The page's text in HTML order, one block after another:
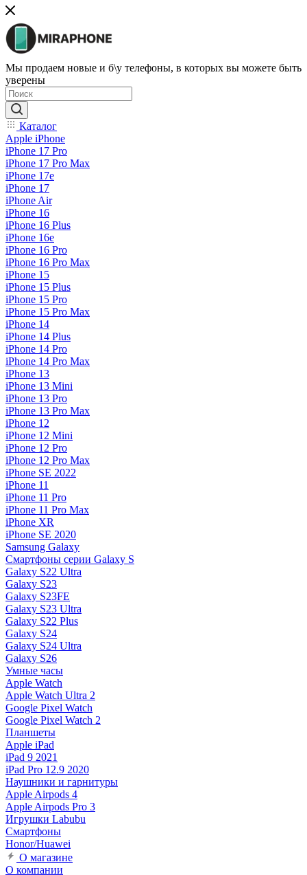
Мы продаем новые и б\у телефоны, в которых вы можете быть
уверены
Каталог
Apple iPhone
iPhone 17 Pro
iPhone 17 Pro Max
iPhone 17e
iPhone 17
iPhone Air
iPhone 16
iPhone 16 Plus
iPhone 16e
iPhone 16 Pro
iPhone 16 Pro Max
iPhone 15
iPhone 15 Plus
iPhone 15 Pro
iPhone 15 Pro Max
iPhone 14
iPhone 14 Plus
iPhone 14 Pro
iPhone 14 Pro Max
iPhone 13
iPhone 13 Mini
iPhone 13 Pro
iPhone 13 Pro Max
iPhone 12
iPhone 12 Mini
iPhone 12 Pro
iPhone 12 Pro Max
iPhone SE 2022
iPhone 11
iPhone 11 Pro
iPhone 11 Pro Max
iPhone XR
iPhone SE 2020
Samsung Galaxy
Смартфоны серии Galaxy S
Galaxy S22 Ultra
Galaxy S23
Galaxy S23FE
Galaxy S23 Ultra
Galaxy S22 Plus
Galaxy S24
Galaxy S24 Ultra
Galaxy S26
Умные часы
Apple Watch
Apple Watch Ultra 2
Google Pixel Watch
Google Pixel Watch 2
Планшеты
Apple iPad
iPad 9 2021
iPad Pro 12.9 2020
Наушники и гарнитуры
Apple Airpods 4
Apple Airpods Pro 3
Игрушки Labubu
Смартфоны
Honor/Huawei
О магазине
О компании